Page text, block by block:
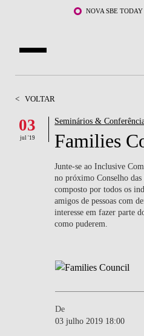
Saltar para o conteúdo principalNOVA SBE TODAY
DOCENTES E INVESTIGAÇÃO
COMUNIDADE
LIFE AT NOVA SBE
WHAT'S HAPPENING
< VOLTAR
03
jul '19
Seminários &
Families
Junte-se ao Inclusive
no próximo Conselho
composto por todos os
amigos de pessoas com
interesse em fazer parte
como puderem.
De
03 julho 2019 18:00